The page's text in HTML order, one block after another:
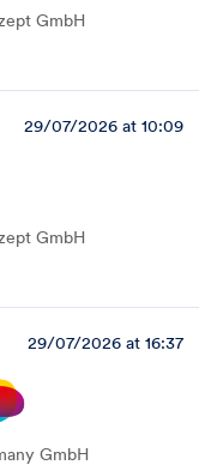
GmbH
29/07/2026 at 10:09
GmbH
29/07/2026 at 16:37
GmbH